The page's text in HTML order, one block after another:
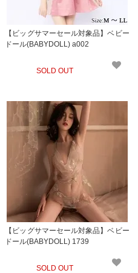
【ビッグサマーセール対象品】ベビー
ドール(BABYDOLL) a002
SOLD OUT
【ビッグサマーセール対象品】ベビー
ドール(BABYDOLL) 1739
SOLD OUT